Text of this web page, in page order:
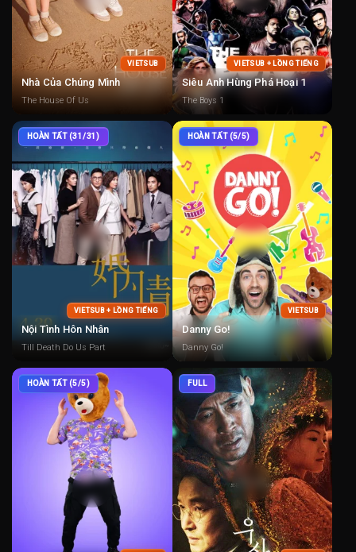
VIETSUB
Nhà Của Chúng Mình
The House Of Us
VIETSUB + LỒNG TIẾNG
Siêu Anh Hùng Phá Hoại 1
The Boys 1
HOÀN TẤT (31/31)
VIETSUB + LỒNG TIẾNG
Nội Tình Hôn Nhân
Till Death Do Us Part
HOÀN TẤT (5/5)
VIETSUB
Danny Go!
Danny Go!
HOÀN TẤT (5/5) FULL